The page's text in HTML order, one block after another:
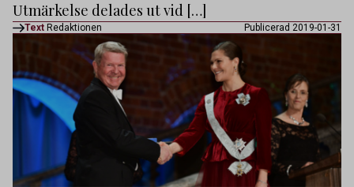
Utmärkelse delades ut vid […]
Text Redaktionen Publicerad 2019-01-31